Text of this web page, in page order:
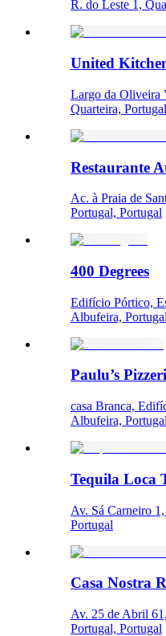
R. do Leste 1,
United
Largo da Oliveira
Quarteira,
Restaurante
Ac. à Praia de
Portugal, Portugal
400 Degrees
Edifício Pórtico,
Albufeira,
Paulu’s
casa Branca,
Albufeira,
Tequila Loca
Av. Sá Carneiro
Portugal
Casa Nostra
Av. 25 de Abril
Portugal, Portugal